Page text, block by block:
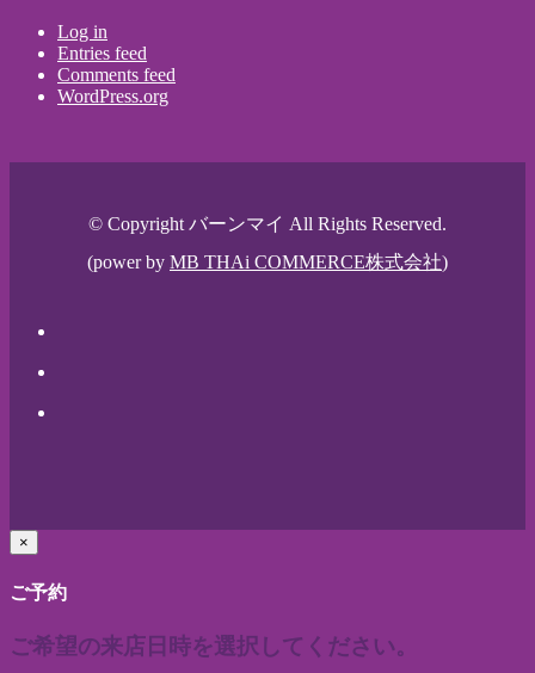
Log in
Entries feed
Comments feed
WordPress.org
© Copyright バーンマイ All Rights Reserved.
(power by MB THAi COMMERCE株式会社)
×
ご予約
ご希望の来店日時を選択してください。